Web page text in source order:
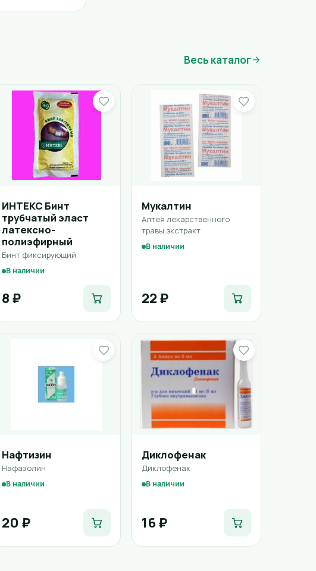
Весь каталог
ИНТЕКС Бинт
трубчатый эласт
латексно-
полиэфирный
Бинт фиксирующий
В наличии
8 ₽
Мукалтин
Алтея лекарственного
травы экстракт
В наличии
22 ₽
Нафтизин
Нафазолин
В наличии
20 ₽
Диклофенак
Диклофенак
В наличии
16 ₽